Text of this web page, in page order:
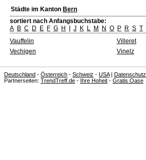
Städte im Kanton Bern
sortiert nach Anfangsbuchstabe:
A B C D E F G H J K L M N O P R S T
Vauffelin
Villeret
Vechigen
Vinelz
Deutschland - Österreich - Schweiz - USA| Datenschutz
Partnerseiten: TrendTreff.de - Ihre Hoheit - Gratis Oase